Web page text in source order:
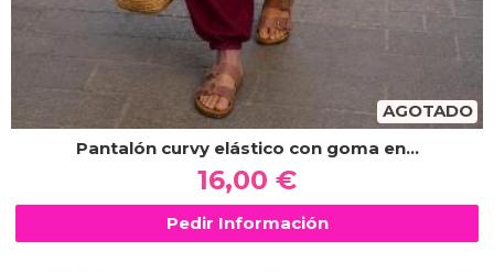
AGOTADO
Pantalón curvy elástico con goma en...
16,00 €
Pedir Información